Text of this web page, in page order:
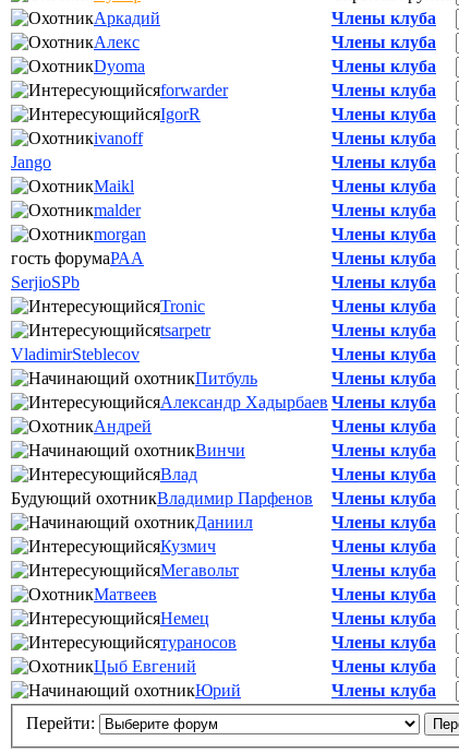
Аркадий
Члены клуба
Алекс
Члены клуба
Dyoma
Члены клуба
forwarder
Члены клуба
IgorR
Члены клуба
ivanoff
Члены клуба
Jango
Члены клуба
Maikl
Члены клуба
malder
Члены клуба
morgan
Члены клуба
гость форумаРАА
Члены клуба
SerjioSPb
Члены клуба
Tronic
Члены клуба
tsarpetr
Члены клуба
VladimirSteblecov
Члены клуба
Питбуль
Члены клуба
Александр Хадырбаев Члены клуба
Андрей
Члены клуба
Винчи
Члены клуба
Влад
Члены клуба
Будующий охотникВладимир Парфенов
Члены клуба
Даниил
Члены клуба
Кузмич
Члены клуба
Мегавольт
Члены клуба
Матвеев
Члены клуба
Немец
Члены клуба
тураносов
Члены клуба
Цыб Евгений
Члены клуба
Юрий
Члены клуба
Перейти: